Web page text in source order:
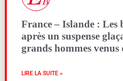
France – Islande : Les
après un suspense
grands hommes
LIRE LA SUITE »